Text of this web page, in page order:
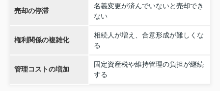
売却の停滞
名義変更が済んでいないと売却でき
ない
権利関係の複雑化
相続人が増え、合意形成が難しくな
る
管理コストの増加
固定資産税や維持管理の負担が継続
する